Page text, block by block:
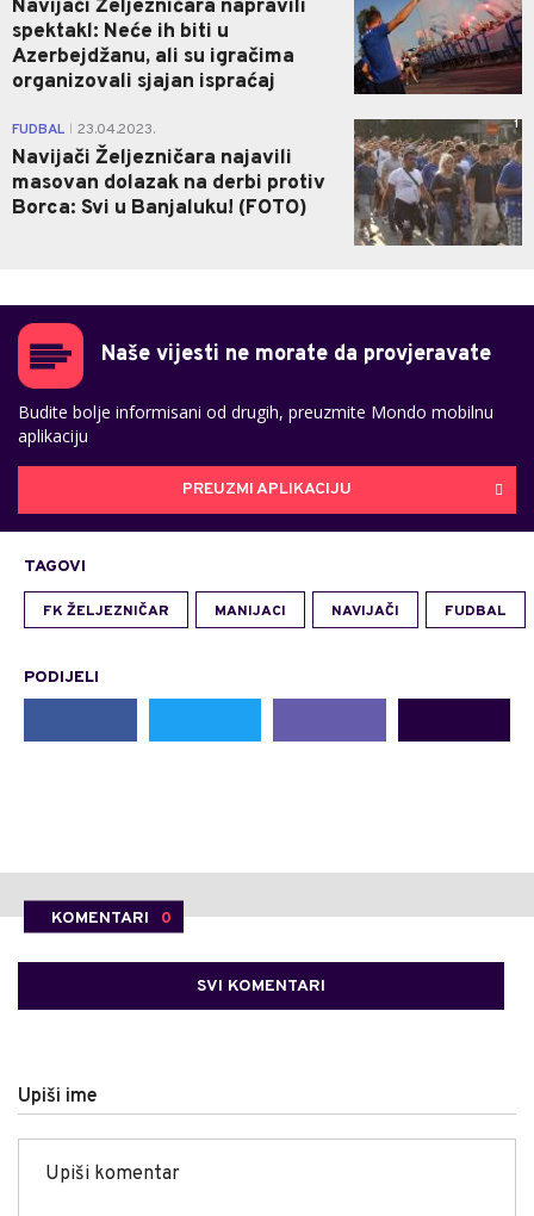
Navijači Željezničara napravili
spektakl: Neće ih biti u
Azerbejdžanu, ali su igračima
organizovali sjajan ispraćaj
FUDBAL 23.04.2023.
Navijači Željezničara najavili
masovan dolazak na derbi protiv
Borca: Svi u Banjaluku! (FOTO)
1
Naše vijesti ne morate da provjeravate
Budite bolje informisani od drugih, preuzmite Mondo mobilnu
aplikaciju
PREUZMI APLIKACIJU
TAGOVI
FK ŽELJEZNIČAR MANIJACI NAVIJAČI FUDBAL
PODIJELI
KOMENTARI 0
SVI KOMENTARI
Upiši ime